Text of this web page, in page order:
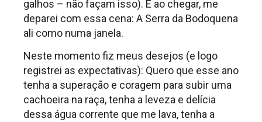
galhos – não façam isso). E ao chegar, me
deparei com essa cena: A Serra da Bodoquena
ali como numa janela.
Neste momento fiz meus desejos (e logo
registrei as expectativas): Quero que esse ano
tenha a superação e coragem para subir uma
cachoeira na raça, tenha a leveza e delícia
dessa água corrente que me lava, tenha a